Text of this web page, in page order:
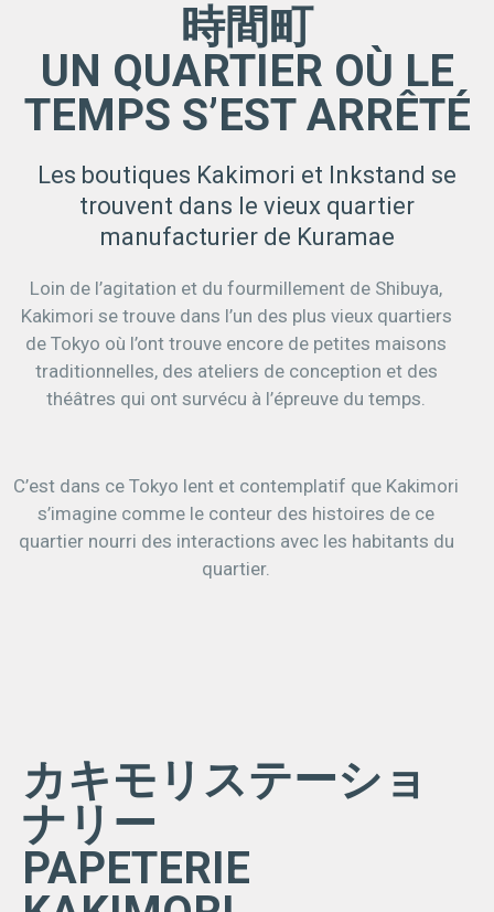
時間町
UN QUARTIER OÙ LE
TEMPS S’EST ARRÊTÉ
Les boutiques Kakimori et Inkstand se
trouvent dans le vieux quartier
manufacturier de Kuramae
Loin de l’agitation et du fourmillement de Shibuya,
Kakimori se trouve dans l’un des plus vieux quartiers
de Tokyo où l’ont trouve encore de petites maisons
traditionnelles, des ateliers de conception et des
théâtres qui ont survécu à l’épreuve du temps.
C’est dans ce Tokyo lent et contemplatif que Kakimori
s’imagine comme le conteur des histoires de ce
quartier nourri des interactions avec les habitants du
quartier.
カキモリステーショ
ナリー
PAPETERIE